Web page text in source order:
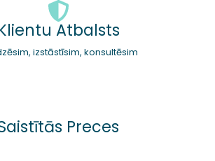
Atbalsts
izstāstīsim, konsultēsim
Preces